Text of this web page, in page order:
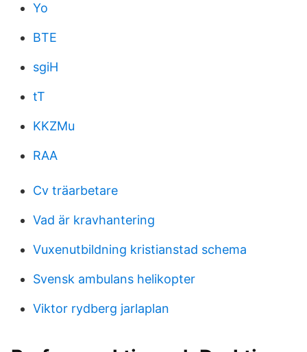
Yo
BTE
sgiH
tT
KKZMu
RAA
Cv träarbetare
Vad är kravhantering
Vuxenutbildning kristianstad schema
Svensk ambulans helikopter
Viktor rydberg jarlaplan